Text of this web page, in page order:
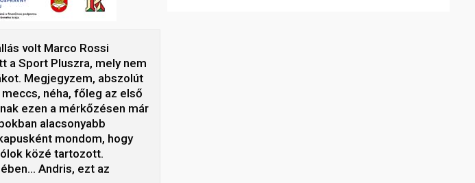
volt Marco Rossi
a Sport Pluszra, mely nem
Megjegyzem, abszolút
néha, főleg az első
ezen a mérkőzésen már
alacsonyabb
mondom, hogy
közé tartozott.
Andris, ezt az